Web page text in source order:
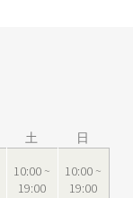
土 日
10:00 ~
19:00
10:00 ~
19:00